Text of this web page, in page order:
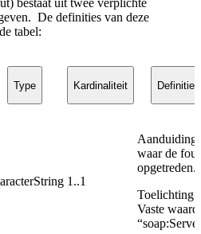
bestaat uit twee verplichte
De definities van deze
tabel:
Type Kardinaliteit Definitie
1..1
Aanduiding
waar de
opgetreden.
Toelichting:
Vaste